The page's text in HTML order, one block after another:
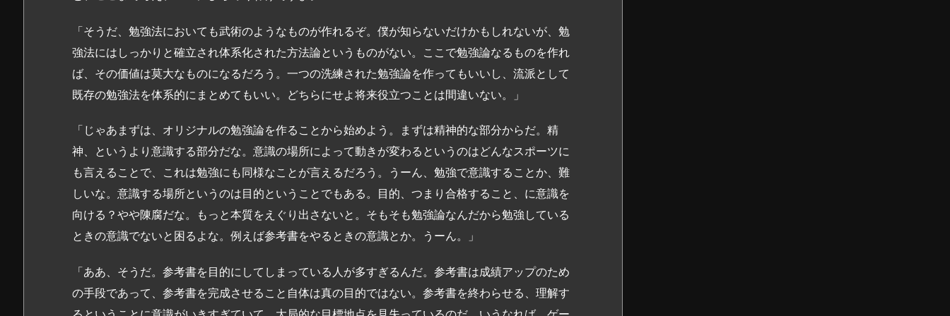
「そうだ、勉強法においても武術のようなものが作れるぞ。僕が知らないだけかもしれないが、勉
強法にはしっかりと確立され体系化された方法論というものがない。ここで勉強論なるものを作れ
ば、その価値は莫大なものになるだろう。一つの洗練された勉強論を作ってもいいし、流派として
既存の勉強法を体系的にまとめてもいい。どちらにせよ将来役立つことは間違いない。」
「じゃあまずは、オリジナルの勉強論を作ることから始めよう。まずは精神的な部分からだ。精
神、というより意識する部分だな。意識の場所によって動きが変わるというのはどんなスポーツに
も言えることで、これは勉強にも同様なことが言えるだろう。うーん、勉強で意識することか、難
しいな。意識する場所というのは目的ということでもある。目的、つまり合格すること、に意識を
向ける？やや陳腐だな。もっと本質をえぐり出さないと。そもそも勉強論なんだから勉強している
ときの意識でないと困るよな。例えば参考書をやるときの意識とか。うーん。」
「ああ、そうだ。参考書を目的にしてしまっている人が多すぎるんだ。参考書は成績アップのため
の手段であって、参考書を完成させること自体は真の目的ではない。参考書を終わらせる、理解す